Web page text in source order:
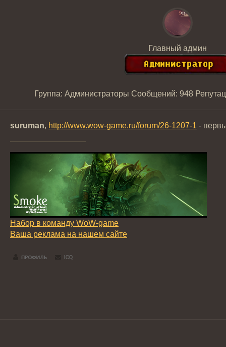
Главный админ
Группа: Администраторы Сообщений: 948
suruman, http://www.wow-game.ru/forum/26-1207-1 -
Набор в команду WoW-game
Ваша реклама на нашем сайте